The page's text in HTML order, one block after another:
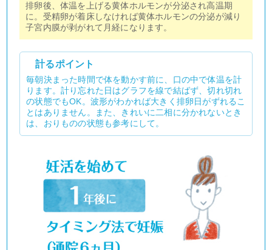
排卵後、体温を上げる黄体ホルモンが分泌され高温期
に。受精卵が着床しなければ黄体ホルモンの分泌が減り
子宮内膜が剥がれて月経になります。
計るポイント
毎朝決まった時間で体を動かす前に、口の中で体温を計
ります。計り忘れた日はグラフを線で結ばず、切れ切れ
の状態でもOK。波形がわかれば大きく排卵日がずれるこ
とはありません。また、きれいに二相に分かれないとき
は、おりものの状態も参考にして。